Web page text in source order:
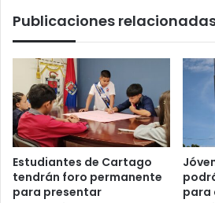
de
Publicaciones
Estudiantes de Cartago
tendrán foro permanente
para presentar
para